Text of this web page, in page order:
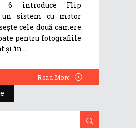
6 introduce Flip
un sistem cu motor
cele două camere
pentru fotografiile
și în
Read More